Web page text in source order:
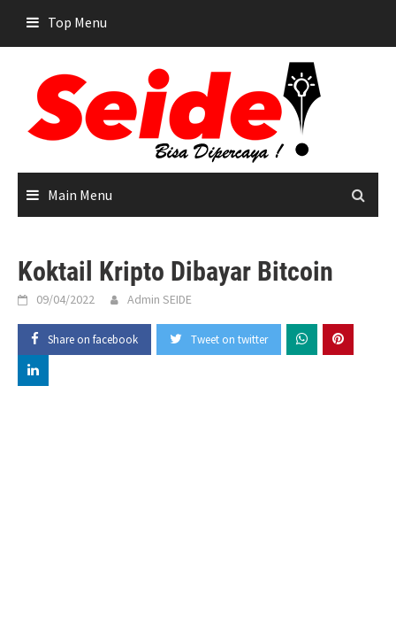
content
Top Menu
Main Menu
Koktail Kripto Dibayar Bitcoin
09/04/2022 Admin SEIDE
Share on facebook Tweet on twitter